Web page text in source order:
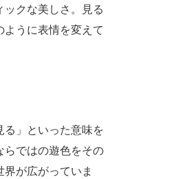
クな美しさ。見る
うに表情を変えて
る」といった意味を
らではの遊色をその
が広がっていま